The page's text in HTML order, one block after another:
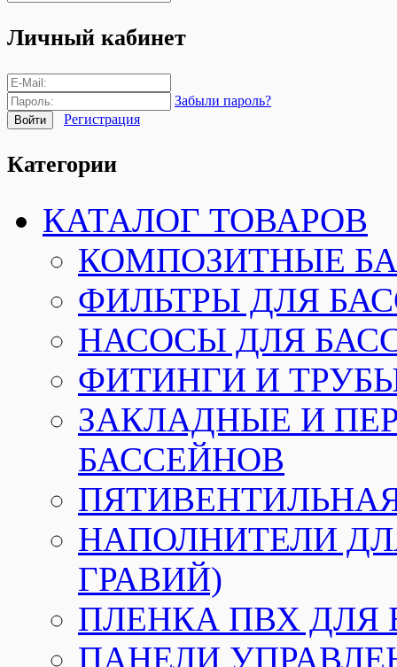
Личный кабинет
Забыли пароль?
Регистрация
Категории
КАТАЛОГ ТОВАРОВ
КОМПОЗИТНЫЕ
ФИЛЬТРЫ ДЛЯ
НАСОСЫ ДЛЯ
ФИТИНГИ И
ЗАКЛАДНЫЕ И
БАССЕЙНОВ
НАПОЛНИТЕЛИ
ГРАВИЙ)
ПЛЕНКА ПВХ ДЛЯ
ПАНЕЛИ